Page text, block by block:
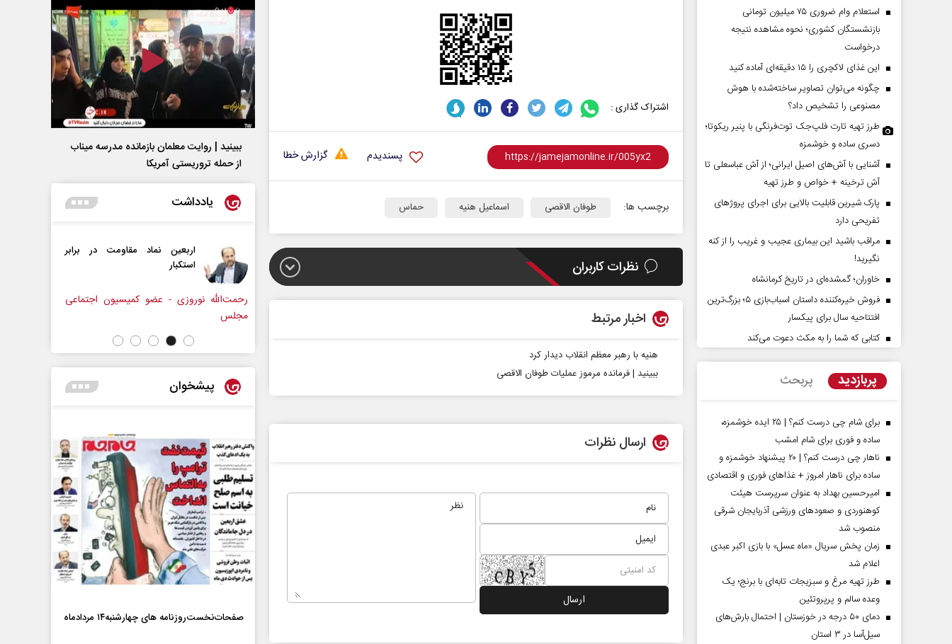
اشتراک گذاری :
گزارش خطا پسندیدم
برچسب ها: طوفان الاقصی اسماعیل هنیه حماس
نظرات کاربران
اخبار مرتبط
هنیه با رهبر معظم انقلاب دیدار کرد
ببینید | فرمانده مرموز عملیات طوفان‌ الاقصی
ارسال نظرات
استعلام وام ضروری ۷۵ میلیون تومانی
بازنشستگان کشوری؛ نحوه مشاهده نتیجه
درخواست
این غذای لاکچری را ۱۵ دقیقه‌ای آماده کنید
چگونه می‌توان تصاویر ساخته‌شده با هوش
مصنوعی را تشخیص داد؟
طرز تهیه تارت فلپ‌جک توت‌فرنگی با پنیر ریکوتا؛
دسری ساده و خوشمزه
آشنایی با آش‌های اصیل ایرانی؛ از آش عباسعلی تا
آش ترخینه + خواص و طرز تهیه
پارک شیرین قابلیت‌ بالایی برای اجرای پروژهای
تفریحی دارد
مراقب باشید این بیماری عجیب و غریب را از کنه
نگیرید!
خاوران؛ گمشده‌ای در تاریخ کرمانشاه
فروش خیره‌کننده داستان اسباب‌بازی ۵؛ بزرگ‌ترین
افتتاحیه سال برای پیکسار
کتابی که شما را به مکث دعوت می‌کند
پربازدید پربحث
برای شام چی درست کنم؟ | ۲۵ ایده خوشمزه،
ساده و فوری برای شام امشب
ناهار چی درست کنم؟ | ۲۰ پیشنهاد خوشمزه و
ساده برای ناهار امروز + غذاهای فوری و اقتصادی
امیرحسین بهداد به عنوان سرپرست هیئت
کوهنوردی و صعودهای ورزشی آذربایجان شرقی
منصوب شد
زمان پخش سریال «ماه عسل» با بازی اکبر عبدی
اعلام شد
طرز تهیه مرغ و سبزیجات تابه‌ای با برنج؛ یک
وعده سالم و پرپروتئین
دمای ۵۰ درجه در خوزستان | احتمال بارش‌های
سیل‌آسا در ۳ استان
ببینید | روایت معلمان بازمانده مدرسه میناب
از حمله تروریستی آمریکا
یادداشت
کارشناس ارشد مسائل منطقه
حادثه‌های کوچک سرنوشت‌های
محمدجعفر محمدزاده - نویسنده و پژوهشگر
مدیریت ایرانی بر شناور‌های مضر
در تنگه هرمز
دکتر حسن عابدینی - معاون سیاسی سازمان
صداوسیما
اربعین نماد مقاومت در برابر
رحمت‌الله نوروزی - عضو کمیسیون اجتماعی
از باتلاق انرژی تا بن‌بست ترامپ
رضا سپهوند - سخنگوی کمیسیون انرژی مجلس
پیشخوان
صفحات نخست روزنامه ها‌ی یکشنبه ۴ مردادماه صفحات نخست روزنامه ها‌ی شنبه ۳ مردادماه
صفحات‌نخست‌روزنامه ها‌ی چهارشنبه‌۱۴ مردادماه